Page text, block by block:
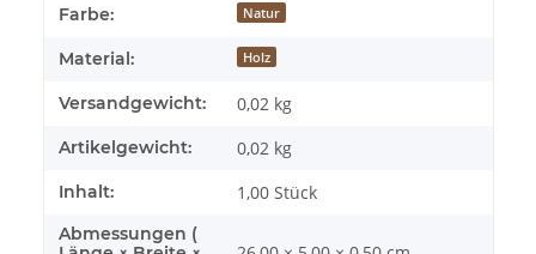
Produkteigenschaft
Wert
Farbe: Natur
Material: Holz
Versandgewicht: 0,02 kg
Artikelgewicht: 0,02 kg
Inhalt: 1,00 Stück
Abmessungen (